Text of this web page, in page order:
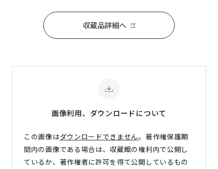
収蔵品詳細へ
画像利用、ダウンロードについて
この画像はダウンロードできません。著作権保護期
間内の画像である場合は、収蔵館の権利内で公開し
ているか、著作権者に許可を得て公開しているもの